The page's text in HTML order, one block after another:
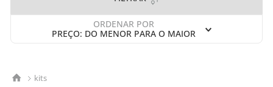
ORDENAR POR
PREÇO: DO MENOR PARA O MAIOR
kits